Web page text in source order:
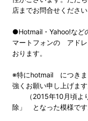
店までお問合せください
●Hotmail・Yahoo!など
マートフォンの アド
おります。
※特にhotmail につきま
強くお願い申し上げます
（2015年10月頃よ
除」 となった模様です